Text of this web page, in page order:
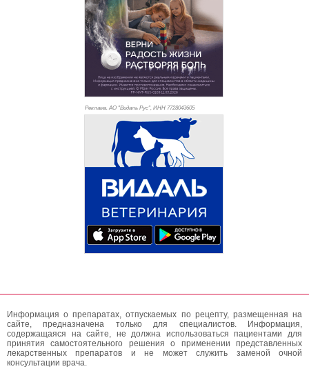
Реклама. АО "Видаль Рус", ИНН 7728043605
Информация о препаратах, отпускаемых по рецепту, размещенная на
сайте, предназначена только для специалистов. Информация,
содержащаяся на сайте, не должна использоваться пациентами для
принятия самостоятельного решения о применении представленных
лекарственных препаратов и не может служить заменой очной
консультации врача.